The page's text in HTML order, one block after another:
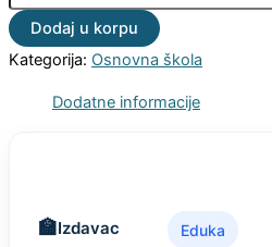
Dodaj u korpu
Kategorija: Osnovna škola
Dodatne informacije
Izdavac Eduka